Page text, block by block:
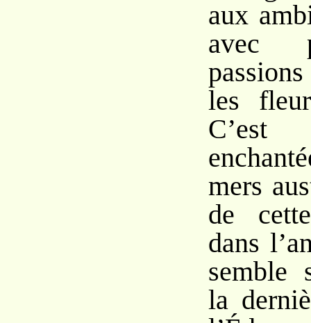
aux
avec
les
C’est
mers
de
dans
semble
la